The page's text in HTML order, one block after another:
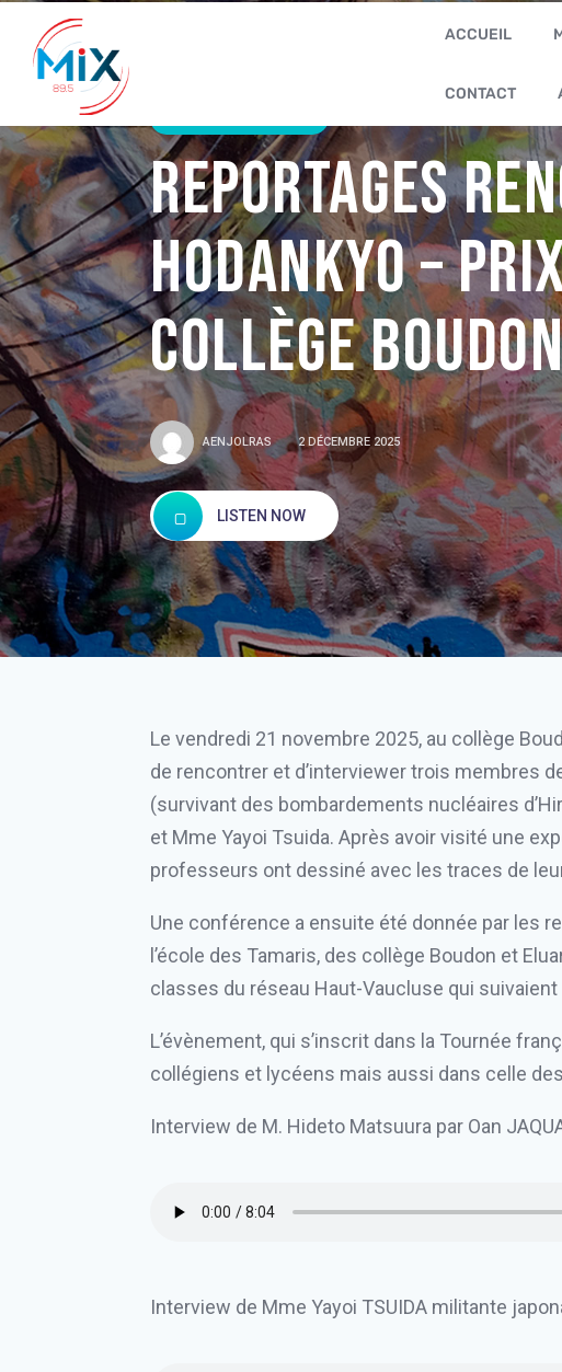
ACCUEIL
CONTACT
Reportages
Hodankyo –
Collège
AENJOLRAS 2 DÉCEMBRE 2025
LISTEN NOW
Le vendredi 21 novembre 2025, au collège
de rencontrer et d’interviewer trois membres
(survivant des bombardements nucléaires
et Mme Yayoi Tsuida. Après avoir visité une
professeurs ont dessiné avec les traces de
Une conférence a ensuite été donnée par les
l’école des Tamaris, des collège Boudon et
classes du réseau Haut-Vaucluse qui
L’évènement, qui s’inscrit dans la Tournée
collégiens et lycéens mais aussi dans celle
Interview de M. Hideto Matsuura par Oan
Interview de Mme Yayoi TSUIDA militante